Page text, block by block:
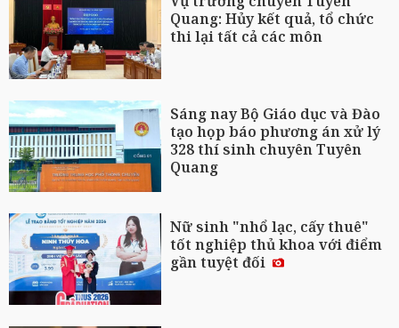
Quang: Hủy kết quả, tổ chức
thi lại tất cả các môn
Sáng nay Bộ Giáo dục và Đào
tạo họp báo phương án xử lý
328 thí sinh chuyên Tuyên
Quang
Nữ sinh "nhổ lạc, cấy thuê"
tốt nghiệp thủ khoa với điểm
gần tuyệt đối